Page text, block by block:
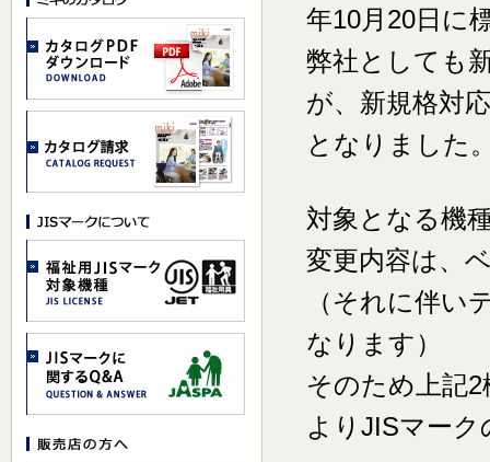
年10月20日に
弊社としても
が、新規格対
となりました
対象となる機
変更内容は、
（それに伴い
なります）
そのため上記
よりJISマー